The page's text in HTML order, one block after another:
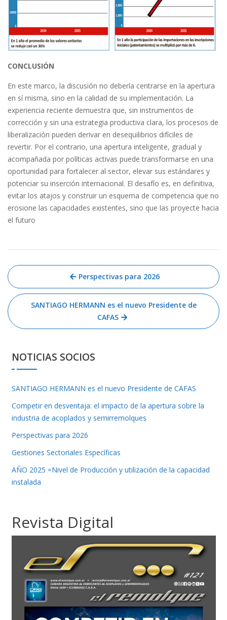
CONCLUSIÓN
En este marco, la discusión no debería centrarse en la apertura
en sí misma, sino en la calidad de su implementación. La
experiencia reciente demuestra que, sin instrumentos de
corrección y sin una estrategia productiva clara, los procesos de
liberalización pueden derivar en desequilibrios difíciles de
revertir. Por el contrario, una apertura inteligente, gradual y
acompañada por políticas activas puede transformarse en una
oportunidad para fortalecer al sector, elevar sus estándares y
potenciar su inserción internacional. El desafío es, en definitiva,
evitar los atajos y construir un esquema de competencia que no
erosione las capacidades existentes, sino que las proyecte hacia
el futuro
Navegación
de
entradas
Perspectivas para 2026
SANTIAGO HERMANN es el nuevo Presidente de
CAFAS
NOTICIAS SOCIOS
SANTIAGO HERMANN es el nuevo Presidente de CAFAS
Competir en desventaja: el impacto de la apertura sobre la
industria de acoplados y semirremolques
Perspectivas para 2026
Gestiones Sectoriales Específicas
AÑO 2025 =Nivel de Producción y utilización de la capacidad
instalada
Revista Digital